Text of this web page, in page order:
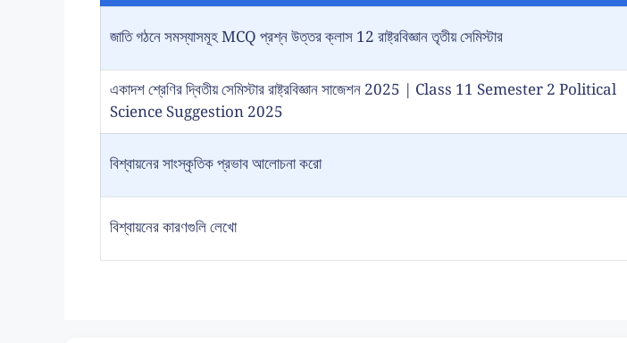
জাতি গঠনে সমস্যাসমূহ MCQ প্রশ্ন উত্তর ক্লাস 12 রাষ্ট্রবিজ্ঞান তৃতীয় সেমিস্টার
একাদশ শ্রেণির দ্বিতীয় সেমিস্টার রাষ্ট্রবিজ্ঞান সাজেশন 2025 | Class 11 Semester 2 Political
Science Suggestion 2025
বিশ্বায়নের সাংস্কৃতিক প্রভাব আলোচনা করো
বিশ্বায়নের কারণগুলি লেখো